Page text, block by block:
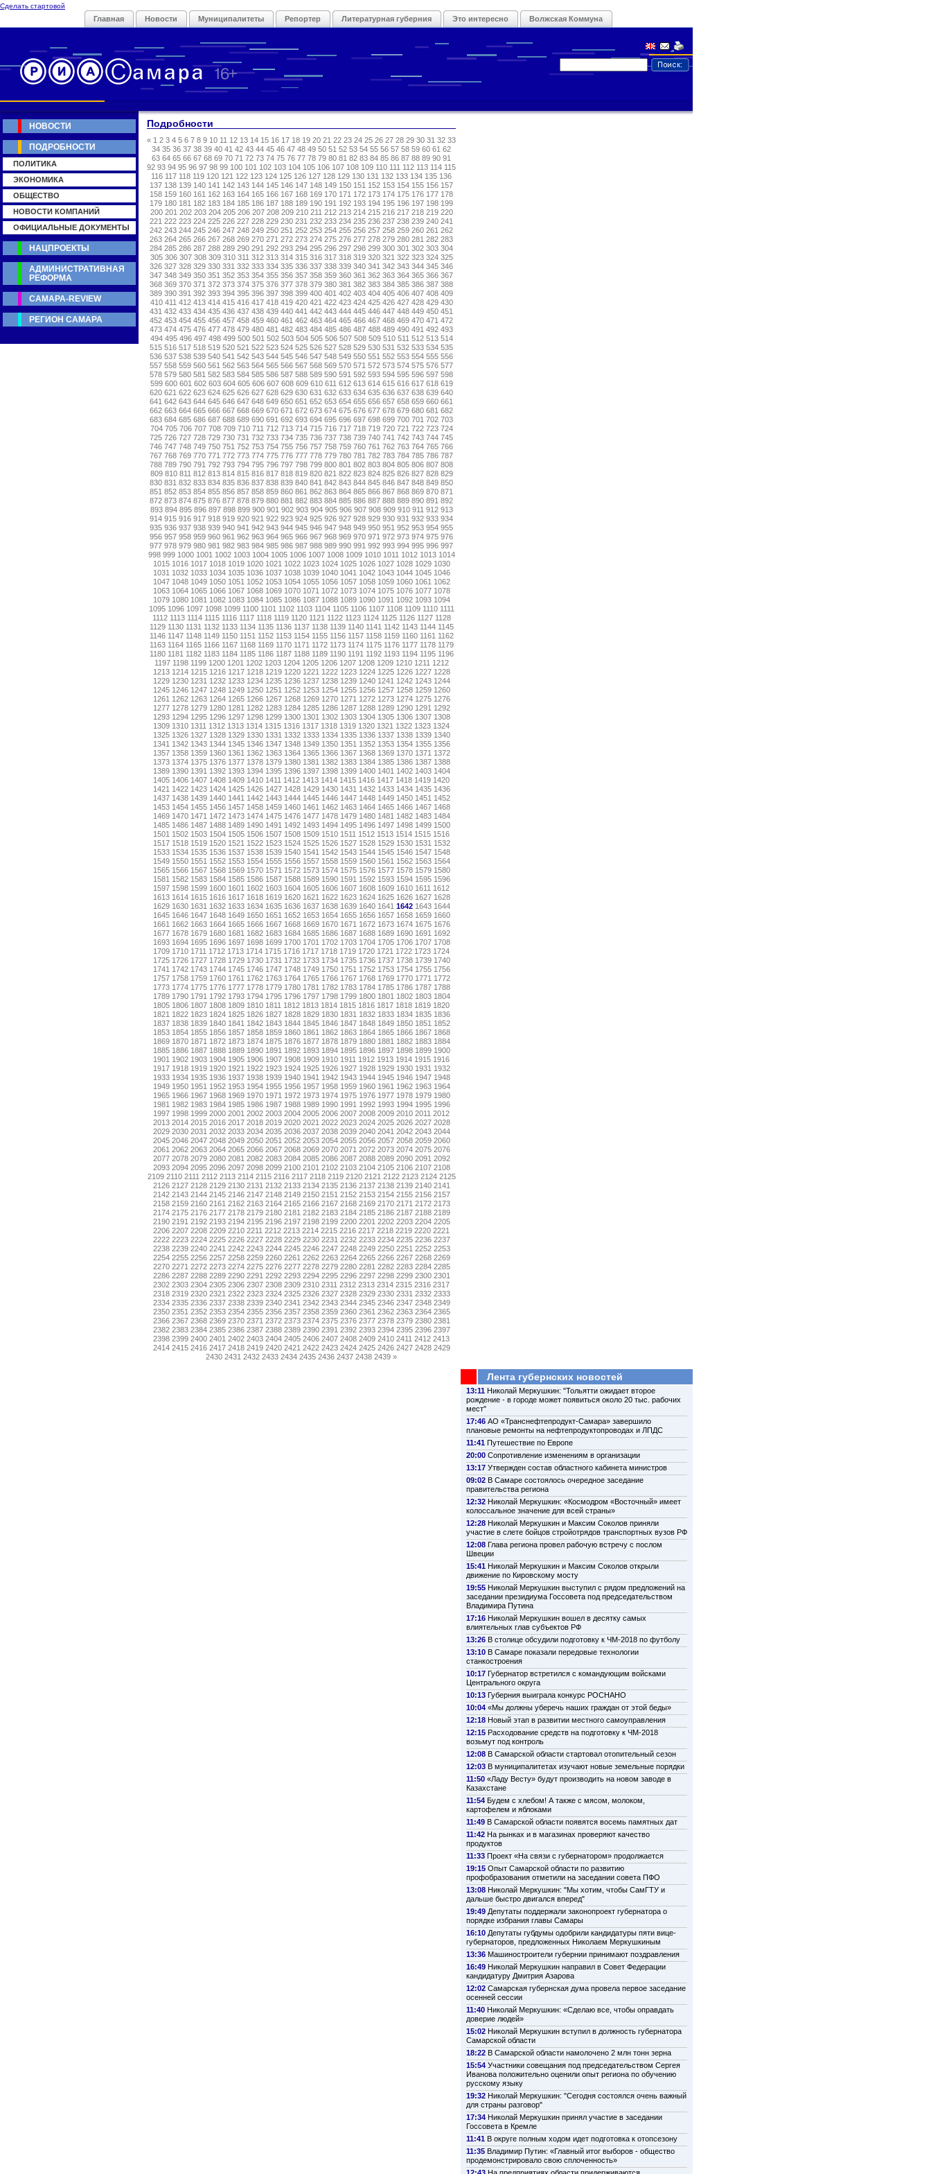
Сделать стартовой
Главная Новости Муниципалитеты Репортер Литературная губерния Это интересно Волжская Коммуна
Подробности
« 1 2 3 4 5 6 7 8 9 10 11 12 13 14 15 16 17 18 19 20 21 22 23 24 25 26 27 28 29 30 31 32 33
34 35 36 37 38 39 40 41 42 43 44 45 46 47 48 49 50 51 52 53 54 55 56 57 58 59 60 61 62
63 64 65 66 67 68 69 70 71 72 73 74 75 76 77 78 79 80 81 82 83 84 85 86 87 88 89 90 91
92 93 94 95 96 97 98 99 100 101 102 103 104 105 106 107 108 109 110 111 112 113 114 115
116 117 118 119 120 121 122 123 124 125 126 127 128 129 130 131 132 133 134 135 136
137 138 139 140 141 142 143 144 145 146 147 148 149 150 151 152 153 154 155 156 157
158 159 160 161 162 163 164 165 166 167 168 169 170 171 172 173 174 175 176 177 178
179 180 181 182 183 184 185 186 187 188 189 190 191 192 193 194 195 196 197 198 199
200 201 202 203 204 205 206 207 208 209 210 211 212 213 214 215 216 217 218 219 220
221 222 223 224 225 226 227 228 229 230 231 232 233 234 235 236 237 238 239 240 241
242 243 244 245 246 247 248 249 250 251 252 253 254 255 256 257 258 259 260 261 262
263 264 265 266 267 268 269 270 271 272 273 274 275 276 277 278 279 280 281 282 283
284 285 286 287 288 289 290 291 292 293 294 295 296 297 298 299 300 301 302 303 304
305 306 307 308 309 310 311 312 313 314 315 316 317 318 319 320 321 322 323 324 325
326 327 328 329 330 331 332 333 334 335 336 337 338 339 340 341 342 343 344 345 346
347 348 349 350 351 352 353 354 355 356 357 358 359 360 361 362 363 364 365 366 367
368 369 370 371 372 373 374 375 376 377 378 379 380 381 382 383 384 385 386 387 388
389 390 391 392 393 394 395 396 397 398 399 400 401 402 403 404 405 406 407 408 409
410 411 412 413 414 415 416 417 418 419 420 421 422 423 424 425 426 427 428 429 430
431 432 433 434 435 436 437 438 439 440 441 442 443 444 445 446 447 448 449 450 451
452 453 454 455 456 457 458 459 460 461 462 463 464 465 466 467 468 469 470 471 472
473 474 475 476 477 478 479 480 481 482 483 484 485 486 487 488 489 490 491 492 493
494 495 496 497 498 499 500 501 502 503 504 505 506 507 508 509 510 511 512 513 514
515 516 517 518 519 520 521 522 523 524 525 526 527 528 529 530 531 532 533 534 535
536 537 538 539 540 541 542 543 544 545 546 547 548 549 550 551 552 553 554 555 556
557 558 559 560 561 562 563 564 565 566 567 568 569 570 571 572 573 574 575 576 577
578 579 580 581 582 583 584 585 586 587 588 589 590 591 592 593 594 595 596 597 598
599 600 601 602 603 604 605 606 607 608 609 610 611 612 613 614 615 616 617 618 619
620 621 622 623 624 625 626 627 628 629 630 631 632 633 634 635 636 637 638 639 640
641 642 643 644 645 646 647 648 649 650 651 652 653 654 655 656 657 658 659 660 661
662 663 664 665 666 667 668 669 670 671 672 673 674 675 676 677 678 679 680 681 682
683 684 685 686 687 688 689 690 691 692 693 694 695 696 697 698 699 700 701 702 703
704 705 706 707 708 709 710 711 712 713 714 715 716 717 718 719 720 721 722 723 724
725 726 727 728 729 730 731 732 733 734 735 736 737 738 739 740 741 742 743 744 745
746 747 748 749 750 751 752 753 754 755 756 757 758 759 760 761 762 763 764 765 766
767 768 769 770 771 772 773 774 775 776 777 778 779 780 781 782 783 784 785 786 787
788 789 790 791 792 793 794 795 796 797 798 799 800 801 802 803 804 805 806 807 808
809 810 811 812 813 814 815 816 817 818 819 820 821 822 823 824 825 826 827 828 829
830 831 832 833 834 835 836 837 838 839 840 841 842 843 844 845 846 847 848 849 850
851 852 853 854 855 856 857 858 859 860 861 862 863 864 865 866 867 868 869 870 871
872 873 874 875 876 877 878 879 880 881 882 883 884 885 886 887 888 889 890 891 892
893 894 895 896 897 898 899 900 901 902 903 904 905 906 907 908 909 910 911 912 913
914 915 916 917 918 919 920 921 922 923 924 925 926 927 928 929 930 931 932 933 934
935 936 937 938 939 940 941 942 943 944 945 946 947 948 949 950 951 952 953 954 955
956 957 958 959 960 961 962 963 964 965 966 967 968 969 970 971 972 973 974 975 976
977 978 979 980 981 982 983 984 985 986 987 988 989 990 991 992 993 994 995 996 997
998 999 1000 1001 1002 1003 1004 1005 1006 1007 1008 1009 1010 1011 1012 1013 1014
1015 1016 1017 1018 1019 1020 1021 1022 1023 1024 1025 1026 1027 1028 1029 1030
1031 1032 1033 1034 1035 1036 1037 1038 1039 1040 1041 1042 1043 1044 1045 1046
1047 1048 1049 1050 1051 1052 1053 1054 1055 1056 1057 1058 1059 1060 1061 1062
1063 1064 1065 1066 1067 1068 1069 1070 1071 1072 1073 1074 1075 1076 1077 1078
1079 1080 1081 1082 1083 1084 1085 1086 1087 1088 1089 1090 1091 1092 1093 1094
1095 1096 1097 1098 1099 1100 1101 1102 1103 1104 1105 1106 1107 1108 1109 1110 1111
1112 1113 1114 1115 1116 1117 1118 1119 1120 1121 1122 1123 1124 1125 1126 1127 1128
1129 1130 1131 1132 1133 1134 1135 1136 1137 1138 1139 1140 1141 1142 1143 1144 1145
1146 1147 1148 1149 1150 1151 1152 1153 1154 1155 1156 1157 1158 1159 1160 1161 1162
1163 1164 1165 1166 1167 1168 1169 1170 1171 1172 1173 1174 1175 1176 1177 1178 1179
1180 1181 1182 1183 1184 1185 1186 1187 1188 1189 1190 1191 1192 1193 1194 1195 1196
1197 1198 1199 1200 1201 1202 1203 1204 1205 1206 1207 1208 1209 1210 1211 1212
1213 1214 1215 1216 1217 1218 1219 1220 1221 1222 1223 1224 1225 1226 1227 1228
1229 1230 1231 1232 1233 1234 1235 1236 1237 1238 1239 1240 1241 1242 1243 1244
1245 1246 1247 1248 1249 1250 1251 1252 1253 1254 1255 1256 1257 1258 1259 1260
1261 1262 1263 1264 1265 1266 1267 1268 1269 1270 1271 1272 1273 1274 1275 1276
1277 1278 1279 1280 1281 1282 1283 1284 1285 1286 1287 1288 1289 1290 1291 1292
1293 1294 1295 1296 1297 1298 1299 1300 1301 1302 1303 1304 1305 1306 1307 1308
1309 1310 1311 1312 1313 1314 1315 1316 1317 1318 1319 1320 1321 1322 1323 1324
1325 1326 1327 1328 1329 1330 1331 1332 1333 1334 1335 1336 1337 1338 1339 1340
1341 1342 1343 1344 1345 1346 1347 1348 1349 1350 1351 1352 1353 1354 1355 1356
1357 1358 1359 1360 1361 1362 1363 1364 1365 1366 1367 1368 1369 1370 1371 1372
1373 1374 1375 1376 1377 1378 1379 1380 1381 1382 1383 1384 1385 1386 1387 1388
1389 1390 1391 1392 1393 1394 1395 1396 1397 1398 1399 1400 1401 1402 1403 1404
1405 1406 1407 1408 1409 1410 1411 1412 1413 1414 1415 1416 1417 1418 1419 1420
1421 1422 1423 1424 1425 1426 1427 1428 1429 1430 1431 1432 1433 1434 1435 1436
1437 1438 1439 1440 1441 1442 1443 1444 1445 1446 1447 1448 1449 1450 1451 1452
1453 1454 1455 1456 1457 1458 1459 1460 1461 1462 1463 1464 1465 1466 1467 1468
1469 1470 1471 1472 1473 1474 1475 1476 1477 1478 1479 1480 1481 1482 1483 1484
1485 1486 1487 1488 1489 1490 1491 1492 1493 1494 1495 1496 1497 1498 1499 1500
1501 1502 1503 1504 1505 1506 1507 1508 1509 1510 1511 1512 1513 1514 1515 1516
1517 1518 1519 1520 1521 1522 1523 1524 1525 1526 1527 1528 1529 1530 1531 1532
1533 1534 1535 1536 1537 1538 1539 1540 1541 1542 1543 1544 1545 1546 1547 1548
1549 1550 1551 1552 1553 1554 1555 1556 1557 1558 1559 1560 1561 1562 1563 1564
1565 1566 1567 1568 1569 1570 1571 1572 1573 1574 1575 1576 1577 1578 1579 1580
1581 1582 1583 1584 1585 1586 1587 1588 1589 1590 1591 1592 1593 1594 1595 1596
1597 1598 1599 1600 1601 1602 1603 1604 1605 1606 1607 1608 1609 1610 1611 1612
1613 1614 1615 1616 1617 1618 1619 1620 1621 1622 1623 1624 1625 1626 1627 1628
1629 1630 1631 1632 1633 1634 1635 1636 1637 1638 1639 1640 1641 1642 1643 1644
1645 1646 1647 1648 1649 1650 1651 1652 1653 1654 1655 1656 1657 1658 1659 1660
1661 1662 1663 1664 1665 1666 1667 1668 1669 1670 1671 1672 1673 1674 1675 1676
1677 1678 1679 1680 1681 1682 1683 1684 1685 1686 1687 1688 1689 1690 1691 1692
1693 1694 1695 1696 1697 1698 1699 1700 1701 1702 1703 1704 1705 1706 1707 1708
1709 1710 1711 1712 1713 1714 1715 1716 1717 1718 1719 1720 1721 1722 1723 1724
1725 1726 1727 1728 1729 1730 1731 1732 1733 1734 1735 1736 1737 1738 1739 1740
1741 1742 1743 1744 1745 1746 1747 1748 1749 1750 1751 1752 1753 1754 1755 1756
1757 1758 1759 1760 1761 1762 1763 1764 1765 1766 1767 1768 1769 1770 1771 1772
1773 1774 1775 1776 1777 1778 1779 1780 1781 1782 1783 1784 1785 1786 1787 1788
1789 1790 1791 1792 1793 1794 1795 1796 1797 1798 1799 1800 1801 1802 1803 1804
1805 1806 1807 1808 1809 1810 1811 1812 1813 1814 1815 1816 1817 1818 1819 1820
1821 1822 1823 1824 1825 1826 1827 1828 1829 1830 1831 1832 1833 1834 1835 1836
1837 1838 1839 1840 1841 1842 1843 1844 1845 1846 1847 1848 1849 1850 1851 1852
1853 1854 1855 1856 1857 1858 1859 1860 1861 1862 1863 1864 1865 1866 1867 1868
1869 1870 1871 1872 1873 1874 1875 1876 1877 1878 1879 1880 1881 1882 1883 1884
1885 1886 1887 1888 1889 1890 1891 1892 1893 1894 1895 1896 1897 1898 1899 1900
1901 1902 1903 1904 1905 1906 1907 1908 1909 1910 1911 1912 1913 1914 1915 1916
1917 1918 1919 1920 1921 1922 1923 1924 1925 1926 1927 1928 1929 1930 1931 1932
1933 1934 1935 1936 1937 1938 1939 1940 1941 1942 1943 1944 1945 1946 1947 1948
1949 1950 1951 1952 1953 1954 1955 1956 1957 1958 1959 1960 1961 1962 1963 1964
1965 1966 1967 1968 1969 1970 1971 1972 1973 1974 1975 1976 1977 1978 1979 1980
1981 1982 1983 1984 1985 1986 1987 1988 1989 1990 1991 1992 1993 1994 1995 1996
1997 1998 1999 2000 2001 2002 2003 2004 2005 2006 2007 2008 2009 2010 2011 2012
2013 2014 2015 2016 2017 2018 2019 2020 2021 2022 2023 2024 2025 2026 2027 2028
2029 2030 2031 2032 2033 2034 2035 2036 2037 2038 2039 2040 2041 2042 2043 2044
2045 2046 2047 2048 2049 2050 2051 2052 2053 2054 2055 2056 2057 2058 2059 2060
2061 2062 2063 2064 2065 2066 2067 2068 2069 2070 2071 2072 2073 2074 2075 2076
2077 2078 2079 2080 2081 2082 2083 2084 2085 2086 2087 2088 2089 2090 2091 2092
2093 2094 2095 2096 2097 2098 2099 2100 2101 2102 2103 2104 2105 2106 2107 2108
2109 2110 2111 2112 2113 2114 2115 2116 2117 2118 2119 2120 2121 2122 2123 2124 2125
2126 2127 2128 2129 2130 2131 2132 2133 2134 2135 2136 2137 2138 2139 2140 2141
2142 2143 2144 2145 2146 2147 2148 2149 2150 2151 2152 2153 2154 2155 2156 2157
2158 2159 2160 2161 2162 2163 2164 2165 2166 2167 2168 2169 2170 2171 2172 2173
2174 2175 2176 2177 2178 2179 2180 2181 2182 2183 2184 2185 2186 2187 2188 2189
2190 2191 2192 2193 2194 2195 2196 2197 2198 2199 2200 2201 2202 2203 2204 2205
2206 2207 2208 2209 2210 2211 2212 2213 2214 2215 2216 2217 2218 2219 2220 2221
2222 2223 2224 2225 2226 2227 2228 2229 2230 2231 2232 2233 2234 2235 2236 2237
2238 2239 2240 2241 2242 2243 2244 2245 2246 2247 2248 2249 2250 2251 2252 2253
2254 2255 2256 2257 2258 2259 2260 2261 2262 2263 2264 2265 2266 2267 2268 2269
2270 2271 2272 2273 2274 2275 2276 2277 2278 2279 2280 2281 2282 2283 2284 2285
2286 2287 2288 2289 2290 2291 2292 2293 2294 2295 2296 2297 2298 2299 2300 2301
2302 2303 2304 2305 2306 2307 2308 2309 2310 2311 2312 2313 2314 2315 2316 2317
2318 2319 2320 2321 2322 2323 2324 2325 2326 2327 2328 2329 2330 2331 2332 2333
2334 2335 2336 2337 2338 2339 2340 2341 2342 2343 2344 2345 2346 2347 2348 2349
2350 2351 2352 2353 2354 2355 2356 2357 2358 2359 2360 2361 2362 2363 2364 2365
2366 2367 2368 2369 2370 2371 2372 2373 2374 2375 2376 2377 2378 2379 2380 2381
2382 2383 2384 2385 2386 2387 2388 2389 2390 2391 2392 2393 2394 2395 2396 2397
2398 2399 2400 2401 2402 2403 2404 2405 2406 2407 2408 2409 2410 2411 2412 2413
2414 2415 2416 2417 2418 2419 2420 2421 2422 2423 2424 2425 2426 2427 2428 2429
2430 2431 2432 2433 2434 2435 2436 2437 2438 2439 »
НОВОСТИ
ПОДРОБНОСТИ
ПОЛИТИКА
ЭКОНОМИКА
ОБЩЕСТВО
НОВОСТИ КОМПАНИЙ
ОФИЦИАЛЬНЫЕ ДОКУМЕНТЫ
НАЦПРОЕКТЫ
АДМИНИСТРАТИВНАЯ
РЕФОРМА
САМАРА-REVIEW
РЕГИОН САМАРА
Лента губернских новостей
13:11 Николай Меркушкин: "Тольятти ожидает второе
рождение - в городе может появиться около 20 тыс. рабочих
мест"
17:46 АО «Транснефтепродукт-Самара» завершило
плановые ремонты на нефтепродуктопроводах и ЛПДС
11:41 Путешествие по Европе
20:00 Сопротивление изменениям в организации
13:17 Утвержден состав областного кабинета министров
09:02 В Самаре состоялось очередное заседание
правительства региона
12:32 Николай Меркушкин: «Космодром «Восточный» имеет
колоссальное значение для всей страны»
12:28 Николай Меркушкин и Максим Соколов приняли
участие в слете бойцов стройотрядов транспортных вузов РФ
12:08 Глава региона провел рабочую встречу с послом
Швеции
15:41 Николай Меркушкин и Максим Соколов открыли
движение по Кировскому мосту
19:55 Николай Меркушкин выступил с рядом предложений на
заседании президиума Госсовета под председательством
Владимира Путина
17:16 Николай Меркушкин вошел в десятку самых
влиятельных глав субъектов РФ
13:26 В столице обсудили подготовку к ЧМ-2018 по футболу
13:10 В Самаре показали передовые технологии
станкостроения
10:17 Губернатор встретился с командующим войсками
Центрального округа
10:13 Губерния выиграла конкурс РОСНАНО
10:04 «Мы должны уберечь наших граждан от этой беды»
12:18 Новый этап в развитии местного самоуправления
12:15 Расходование средств на подготовку к ЧМ-2018
возьмут под контроль
12:08 В Самарской области стартовал отопительный сезон
12:03 В муниципалитетах изучают новые земельные порядки
11:50 «Ладу Весту» будут производить на новом заводе в
Казахстане
11:54 Будем с хлебом! А также с мясом, молоком,
картофелем и яблоками
11:49 В Самарской области появятся восемь памятных дат
11:42 На рынках и в магазинах проверяют качество
продуктов
11:33 Проект «На связи с губернатором» продолжается
19:15 Опыт Самарской области по развитию
профобразования отметили на заседании совета ПФО
13:08 Николай Меркушкин: "Мы хотим, чтобы СамГТУ и
дальше быстро двигался вперед"
19:49 Депутаты поддержали законопроект губернатора о
порядке избрания главы Самары
16:10 Депутаты губдумы одобрили кандидатуры пяти вице-
губернаторов, предложенных Николаем Меркушкиным
13:36 Машиностроители губернии принимают поздравления
16:49 Николай Меркушкин направил в Совет Федерации
кандидатуру Дмитрия Азарова
12:02 Самарская губернская дума провела первое заседание
осенней сессии
11:40 Николай Меркушкин: «Сделаю все, чтобы оправдать
доверие людей»
15:02 Николай Меркушкин вступил в должность губернатора
Самарской области
18:22 В Самарской области намолочено 2 млн тонн зерна
15:54 Участники совещания под председательством Сергея
Иванова положительно оценили опыт региона по обучению
русскому языку
19:32 Николай Меркушкин: "Сегодня состоялся очень важный
для страны разговор"
17:34 Николай Меркушкин принял участие в заседании
Госсовета в Кремле
11:41 В округе полным ходом идет подготовка к отопсезону
11:35 Владимир Путин: «Главный итог выборов - общество
продемонстрировало свою сплоченность»